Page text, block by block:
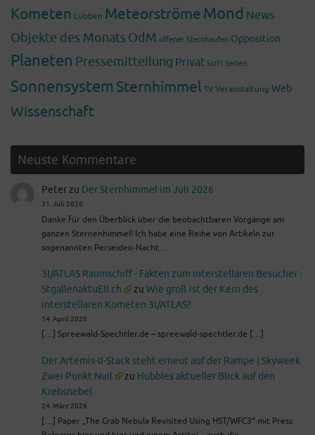
Kometen Lübben MeteorströmeMond News
Objekte des Monats OdM offener Sternhaufen Opposition
Planeten Pressemitteilung Privat SciFi Serien
Sonnensystem Sternhimmel TV Veranstaltung Web
Wissenschaft
Neuste Kommentare
Peterzu Der Sternhimmel im Juli 2026
31. Juli 2026
Danke für den Überblick über die beobachtbaren Vorgänge am
ganzen Sternenhimmel! Ich habe eine Reihe von Artikeln zur
sogenannten Perseiden-Nacht…
3I/ATLAS Raumschiff - Fakten zum interstellaren Besucher -
StgallenaktuEll.ch
zu Wie groß ist der Kern des
interstellaren Kometen 3I/ATLAS?
14. April 2026
[…] Spreewald-Spechtler.de – spreewald-spechtler.de […]
Der Artemis-II-Stack steht erneut auf der Rampe | Skyweek
Zwei Punkt Null
zu Hubbles aktueller Blick auf den
Krebsnebel
24. März 2026
[…] Paper „The Crab Nebula Revisited Using HST/WFC3“ mit Press